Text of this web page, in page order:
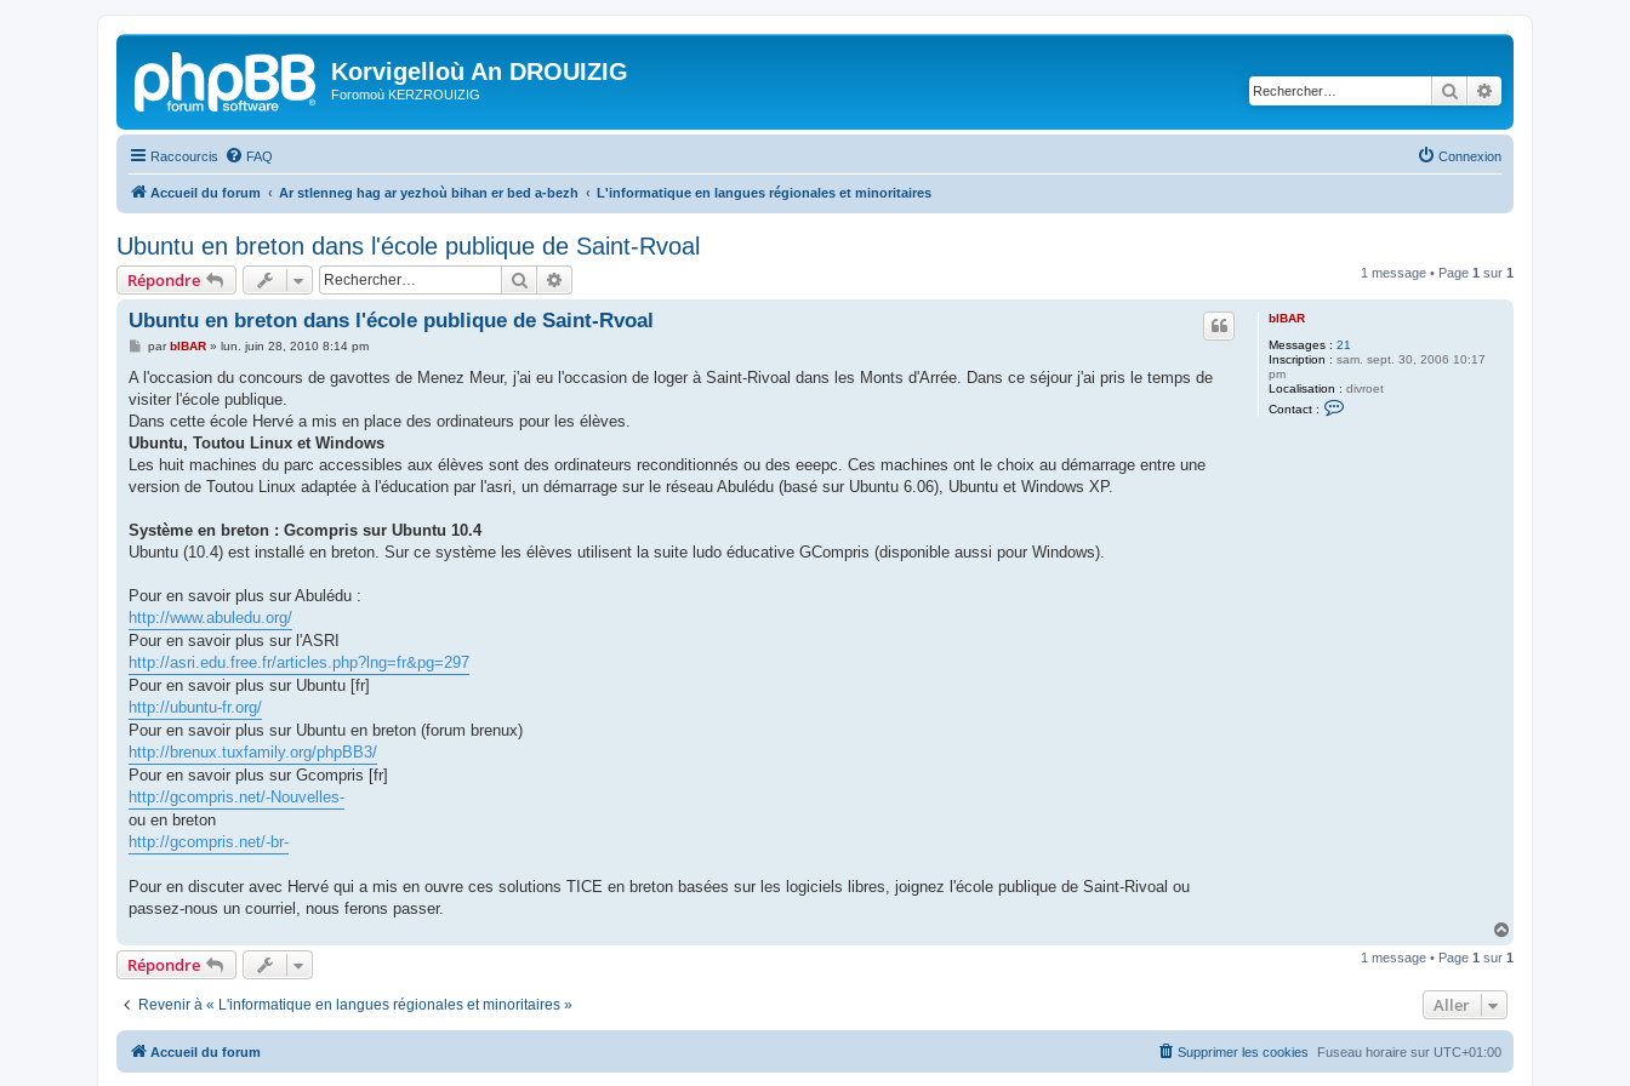
Korvigelloù An DROUIZIG
Foromoù KERZROUIZIG Rechercher
Raccourcis FAQ Connexion
Accueil du forum Ar stlenneg hag ar yezhoù bihan er bed a-bezh L'informatique en langues régionales et minoritaires
Ubuntu en breton dans l'école publique de Saint-Rvoal
Répondre Rechercher 1 message • Page 1 sur 1
bIBAR
Messages : 21
Inscription : sam. sept. 30, 2006 10:17
pm
Localisation : divroet
Contact :
Ubuntu en breton dans l'école publique de Saint-Rvoal
M
s
a
g
parbIBAR» lun. juin 28, 2010 8:14 pm
A l'occasion du concours de gavottes de Menez Meur, j'ai eu l'occasion de loger à Saint-Rivoal dans les Monts d'Arrée. Dans ce séjour j'ai pris le temps de
visiter l'école publique.
Dans cette école Hervé a mis en place des ordinateurs pour les élèves.
Ubuntu, Toutou Linux et Windows
Les huit machines du parc accessibles aux élèves sont des ordinateurs reconditionnés ou des eeepc. Ces machines ont le choix au démarrage entre une
version de Toutou Linux adaptée à l'éducation par l'asri, un démarrage sur le réseau Abulédu (basé sur Ubuntu 6.06), Ubuntu et Windows XP.
Système en breton : Gcompris sur Ubuntu 10.4
Ubuntu (10.4) est installé en breton. Sur ce système les élèves utilisent la suite ludo éducative GCompris (disponible aussi pour Windows).
Pour en savoir plus sur Abulédu :
http://www.abuledu.org/
Pour en savoir plus sur l'ASRI
http://asri.edu.free.fr/articles.php?lng=fr&pg=297
Pour en savoir plus sur Ubuntu [fr]
http://ubuntu-fr.org/
Pour en savoir plus sur Ubuntu en breton (forum brenux)
http://brenux.tuxfamily.org/phpBB3/
Pour en savoir plus sur Gcompris [fr]
http://gcompris.net/-Nouvelles-
ou en breton
http://gcompris.net/-br-
Pour en discuter avec Hervé qui a mis en ouvre ces solutions TICE en breton basées sur les logiciels libres, joignez l'école publique de Saint-Rivoal ou
passez-nous un courriel, nous ferons passer.
u
Répondre 1 message • Page 1 sur 1
Revenir à « L'informatique en langues régionales et minoritaires » Aller
Accueil du forum Fuseau horaire sur UTC+01:00
Supprimer les cookies